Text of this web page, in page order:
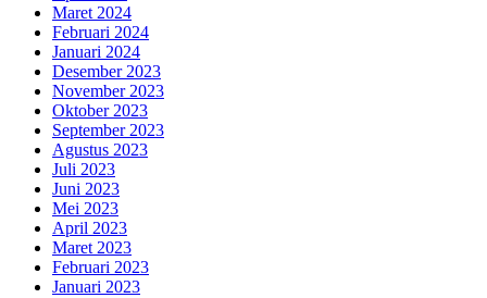
Maret 2024
Februari 2024
Januari 2024
Desember 2023
November 2023
Oktober 2023
September 2023
Agustus 2023
Juli 2023
Juni 2023
Mei 2023
April 2023
Maret 2023
Februari 2023
Januari 2023